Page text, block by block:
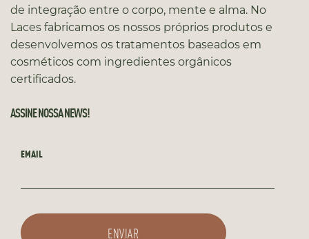
de integração entre o corpo, mente e alma. No
Laces fabricamos os nossos próprios produtos e
desenvolvemos os tratamentos baseados em
cosméticos com ingredientes orgânicos
certificados.
ASSINE NOSSA NEWS!
EMAIL